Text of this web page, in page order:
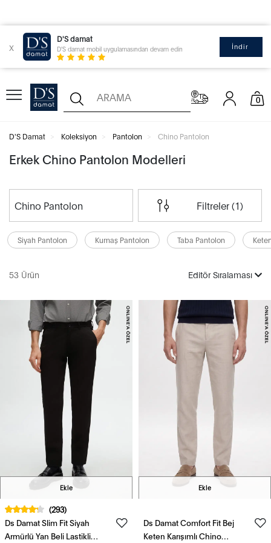
x
D'S damat
D'S damat mobil uygulamasından devam edin İndir
0
D'S Damat Koleksiyon Pantolon Chino Pantolon
Erkek Chino Pantolon Modelleri
Chino Pantolon Filtreler (1)
Siyah Pantolon Kumaş Pantolon Taba Pantolon
53 Ürün Editör Sıralaması
Ekle
(293)
Ds Damat Slim Fit Siyah
Armürlü Yan Beli Lastikli
Ekle
Ds Damat Comfort Fit Bej
Keten Karışımlı Chino